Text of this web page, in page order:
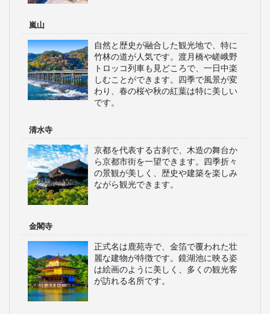
嵐山
自然と歴史が融合した観光地で、特に
竹林の道が人気です。渡月橋や嵯峨野
トロッコ列車も見どころで、一日中楽
しむことができます。四季で風景が変
わり、春の桜や秋の紅葉は特に美しい
です。
清水寺
京都を代表する古刹で、木造の舞台か
ら京都市街を一望できます。四季折々
の景観が美しく、歴史や建築を楽しみ
ながら観光できます。
金閣寺
正式名は鹿苑寺で、金箔で覆われた壮
麗な建物が特徴です。鏡湖池に映る姿
は絵画のように美しく、多くの観光客
が訪れる名所です。